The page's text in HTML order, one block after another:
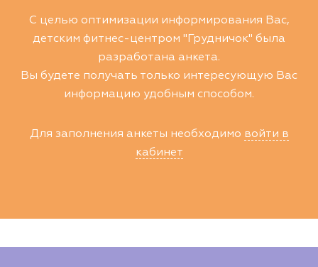
С целью оптимизации информирования Вас,
детским фитнес-центром "Грудничок" была
разработана анкета.
Вы будете получать только интересующую Вас
информацию удобным способом.
Для заполнения анкеты необходимо войти в
кабинет